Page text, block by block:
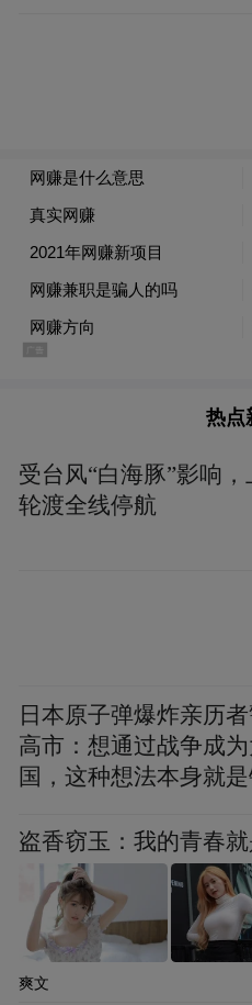
喜迎“
招商引
2月14日上午，“桑梓
现场，市商务局、启
经济开发区、江海澜
商环境、园区发展、
细推介；
热点
受台风“白海豚”影响，
轮渡全线停航
日本原子弹爆炸亲历
高市：想通过战争成
国，这种想法本身就
盗香窃玉：我的青春
爽文